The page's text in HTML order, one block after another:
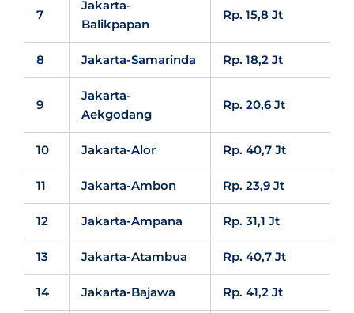
7
Jakarta-
Balikpapan
Rp. 15,8 Jt
8 Jakarta-Samarinda Rp. 18,2 Jt
9
Jakarta-
Aekgodang
Rp. 20,6 Jt
10 Jakarta-Alor Rp. 40,7 Jt
11 Jakarta-Ambon Rp. 23,9 Jt
12 Jakarta-Ampana Rp. 31,1 Jt
13 Jakarta-Atambua Rp. 40,7 Jt
14 Jakarta-Bajawa Rp. 41,2 Jt